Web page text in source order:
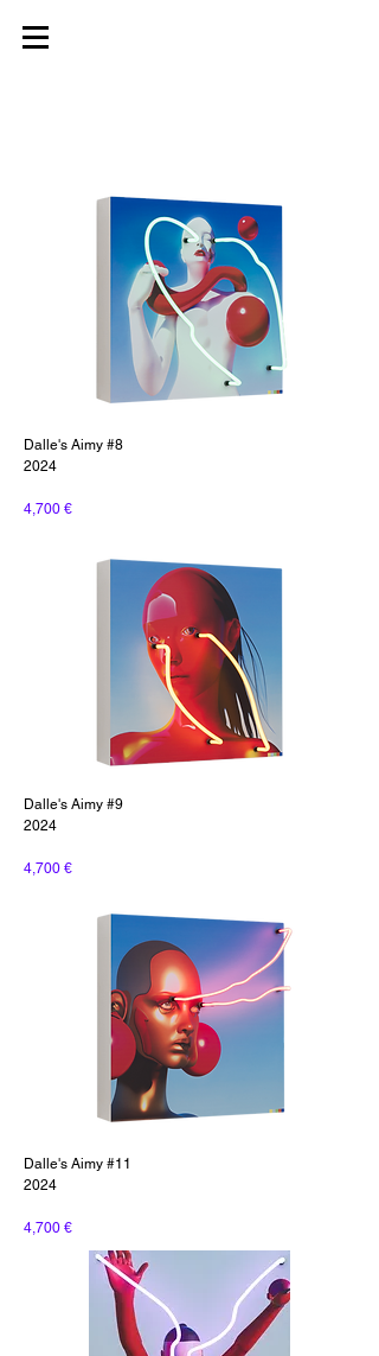
Dalle's Aimy #8
2024
4,700 €
Dalle's Aimy #9
2024
4,700 €
Dalle's Aimy #11
2024
4,700 €